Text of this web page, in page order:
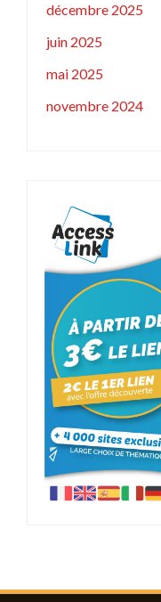
décembre 2025
juin 2025
mai 2025
novembre 2024